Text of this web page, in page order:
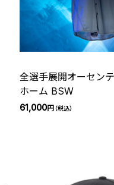
全選手展開オーセン
ホーム BSW
61,000円（税込）